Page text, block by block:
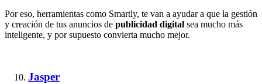
Por eso, herramientas como Smartly, te van a ayudar a que la gestión
y creación de tus anuncios de publicidad digital sea mucho más
inteligente, y por supuesto convierta mucho mejor.
Jasper